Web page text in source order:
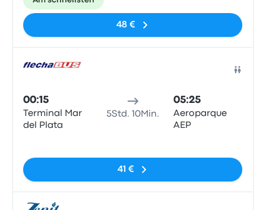
48 €
00:15
Terminal Mar
del Plata
5Std. 10Min.
05:25
Aeroparque
AEP
41 €